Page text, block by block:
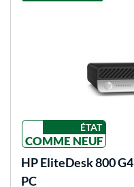
ÉTAT
COMME NEUF
HPEliteDesk 800
PC